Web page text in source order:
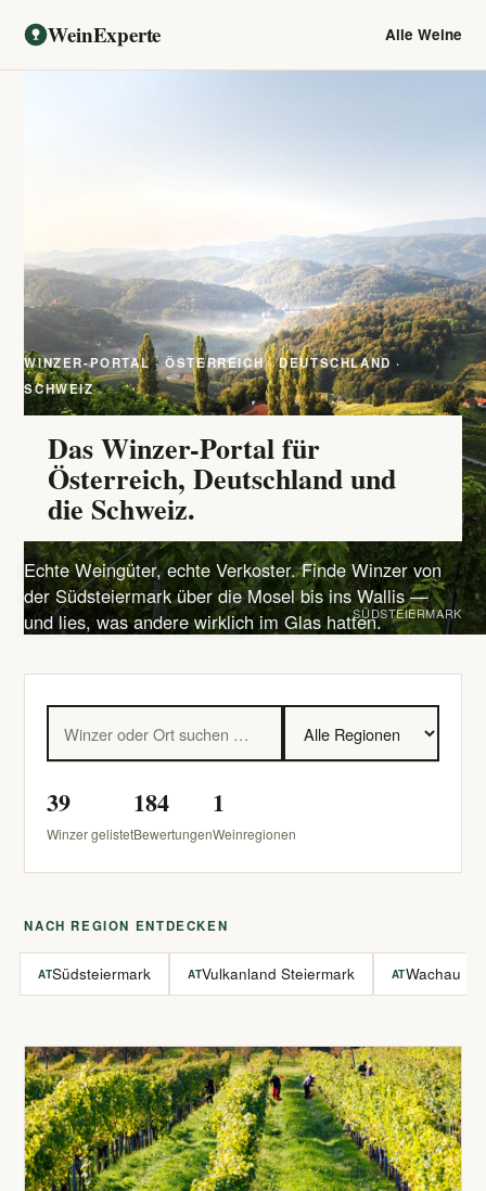
WeinExperte Alle Weine
WINZER-PORTAL · ÖSTERREICH · DEUTSCHLAND ·
SCHWEIZ
Das Winzer-Portal für
Österreich, Deutschland und
die Schweiz.
Echte Weingüter, echte Verkoster. Finde Winzer von
der Südsteiermark über die Mosel bis ins Wallis —
und lies, was andere wirklich im Glas hatten.SÜDSTEIERMARK
39
Winzer gelistet
184
Bewertungen
1
Weinregionen
NACH REGION ENTDECKEN
ATSüdsteiermark ATVulkanland Steiermark ATWachau